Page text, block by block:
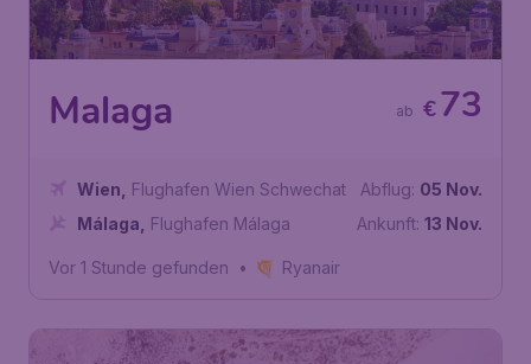
Malaga € 73
Wien
Flughafen Wien Schwechat
Málaga
Flughafen Málaga
Abflug: 05 Nov.
Ankunft: 13 Nov.
Vor 1 Stunde gefunden • Ryanair